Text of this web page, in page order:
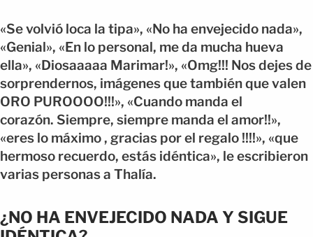
«Se volvió loca la tipa», «No ha envejecido nada»,
«Genial», «En lo personal, me da mucha hueva
ella», «Diosaaaaa Marimar!», «Omg!!! Nos dejes de
sorprendernos, imágenes que también que valen
ORO PUROOOO!!!», «Cuando manda el
corazón. Siempre, siempre manda el amor!!»,
«eres lo máximo , gracias por el regalo !!!!», «que
hermoso recuerdo, estás idéntica», le escribieron
varias personas a Thalía.
¿NO HA ENVEJECIDO NADA Y SIGUE